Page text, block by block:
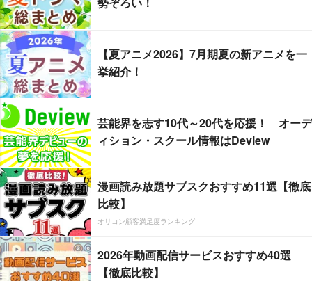
【夏アニメ2026】7月期夏の新アニメを一
挙紹介！
芸能界を志す10代～20代を応援！ オーデ
ィション・スクール情報はDeview
漫画読み放題サブスクおすすめ11選【徹底
比較】
オリコン顧客満足度ランキング
2026年動画配信サービスおすすめ40選
【徹底比較】